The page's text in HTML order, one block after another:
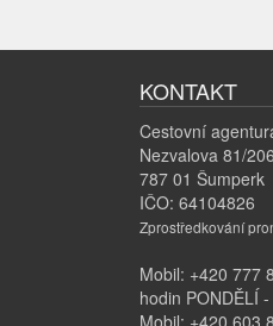
KONTAKT
Cestovní
Nezvalova 81/
787 01 Šumperk
IČO: 64104826
Zprostředkování
Mobil: +420 777
hodin PONDĚLÍ -
Mobil: +420 603